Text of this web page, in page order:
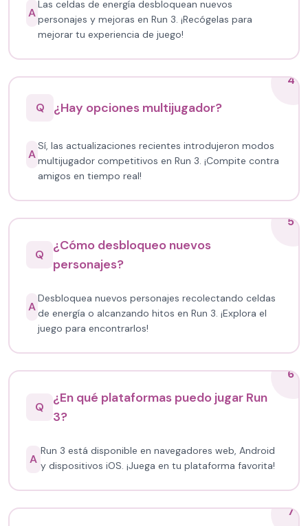
A
Las celdas de energía desbloquean nuevos
personajes y mejoras en Run 3. ¡Recógelas para
mejorar tu experiencia de juego!
4
Q
¿Hay opciones multijugador?
A
Sí, las actualizaciones recientes introdujeron modos
multijugador competitivos en Run 3. ¡Compite contra
amigos en tiempo real!
5
Q
¿Cómo desbloqueo nuevos
personajes?
A
Desbloquea nuevos personajes recolectando celdas
de energía o alcanzando hitos en Run 3. ¡Explora el
juego para encontrarlos!
6
Q
¿En qué plataformas puedo jugar Run
3?
A
Run 3 está disponible en navegadores web, Android
y dispositivos iOS. ¡Juega en tu plataforma favorita!
7